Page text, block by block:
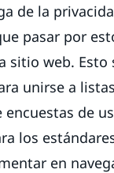
de la
pasar por
sitio web. Esto
unirse a
de
los
en